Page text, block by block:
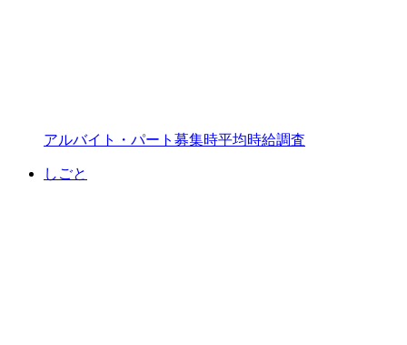
アルバイト・パート募集時平均時給調査
しごと